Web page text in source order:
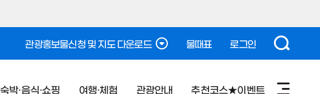
관광홍보물신청 및 지도 다운로드 물때표 로그인
숙박·음식·쇼핑 여행·체험 관광안내 추천코스★이벤트